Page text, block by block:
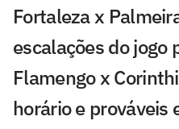
Fortaleza x
escalações do jogo
Flamengo x
horário e prováveis